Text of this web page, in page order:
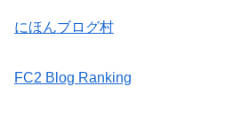
にほんブログ村
FC2 Blog Ranking